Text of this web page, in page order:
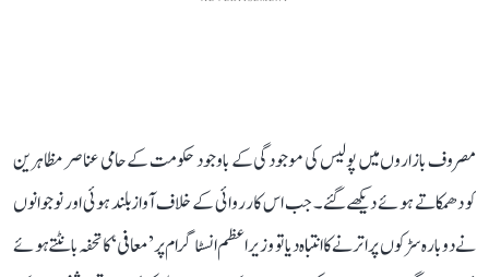
مصروف بازاروں میں پولیس کی موجودگی کے باوجود حکومت کے حامی عناصر مظاہرین
کو دھمکاتے ہوئے دیکھے گئے۔ جب اس کارروائی کے خلاف آواز بلند ہوئی اور نوجوانوں
نے دوبارہ سڑکوں پر اترنے کا انتباہ دیا تو وزیر اعظم انسٹاگرام پر ’معافی‘ کا تحفہ بانٹتے ہوئے